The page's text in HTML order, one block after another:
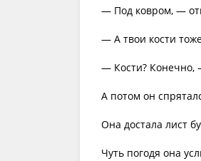
— Под ковром, —
— А твои кости
— Кости? Конечно,
А потом он
Она достала лист
Чуть погодя она